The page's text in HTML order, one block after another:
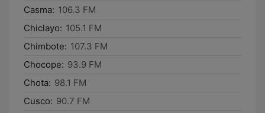
Casma: 106.3 FM
Chiclayo: 105.1 FM
Chimbote: 107.3 FM
Chocope: 93.9 FM
Chota: 98.1 FM
Cusco: 90.7 FM